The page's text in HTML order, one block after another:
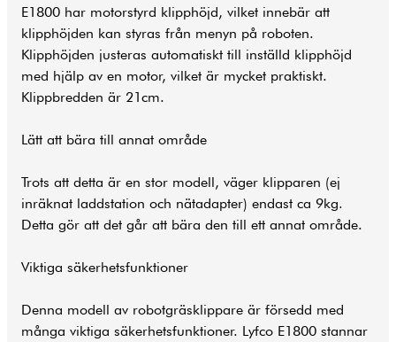
E1800 har motorstyrd klipphöjd, vilket innebär att
klipphöjden kan styras från menyn på roboten.
Klipphöjden justeras automatiskt till inställd klipphöjd
med hjälp av en motor, vilket är mycket praktiskt.
Klippbredden är 21cm.
Lätt att bära till annat område
Trots att detta är en stor modell, väger klipparen (ej
inräknat laddstation och nätadapter) endast ca 9kg.
Detta gör att det går att bära den till ett annat område.
Viktiga säkerhetsfunktioner
Denna modell av robotgräsklippare är försedd med
många viktiga säkerhetsfunktioner. Lyfco E1800 stannar